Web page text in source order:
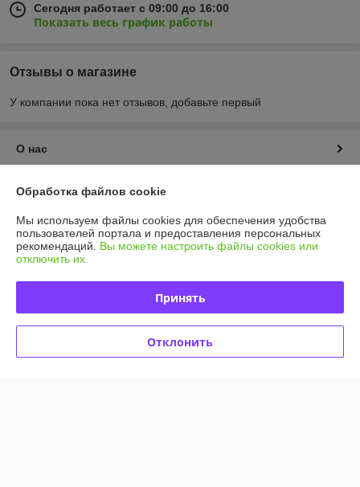
Сегодня работает с 09:00 до 16:00
Показать весь график работы
Отзывы о магазине
У компании пока нет отзывов, добавьте первый
О нас
Контакты
Доставка и оплата
График работы
Политика обработки cookies
Обработка файлов cookie
Мы используем файлы cookies для обеспечения удобства
пользователей портала и предоставления персональных
рекомендаций. Вы можете настроить файлы cookies или
отключить их.
Принять
Отклонить